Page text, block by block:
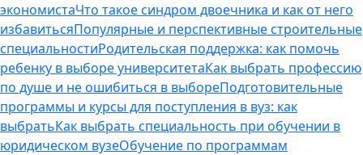
экономистаЧто такое синдром двоечника и как от него
избавитьсяПопулярные и перспективные строительные
специальностиРодительская поддержка: как помочь
ребенку в выборе университетаКак выбрать профессию
по душе и не ошибиться в выбореПодготовительные
программы и курсы для поступления в вуз: как
выбратьКак выбрать специальность при обучении в
юридическом вузеОбучение по программам